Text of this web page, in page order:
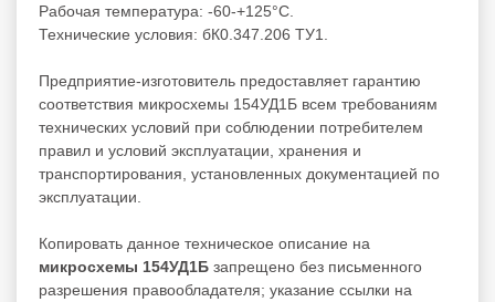
Рабочая температура: -60-+125°С.
Технические условия: бК0.347.206 ТУ1.
Предприятие-изготовитель предоставляет гарантию
соответствия микросхемы 154УД1Б всем требованиям
технических условий при соблюдении потребителем
правил и условий эксплуатации, хранения и
транспортирования, установленных документацией по
эксплуатации.
Копировать данное техническое описание на
микросхемы 154УД1Б запрещено без письменного
разрешения правообладателя; указание ссылки на